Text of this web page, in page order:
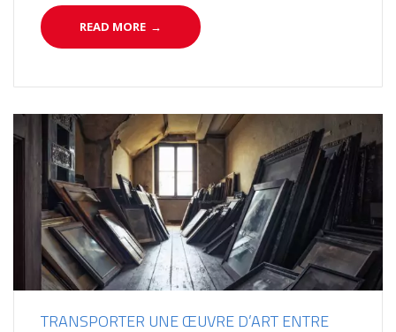
43.
READ MORE →
TRANSPORTER UNE ŒUVRE D’ART ENTRE